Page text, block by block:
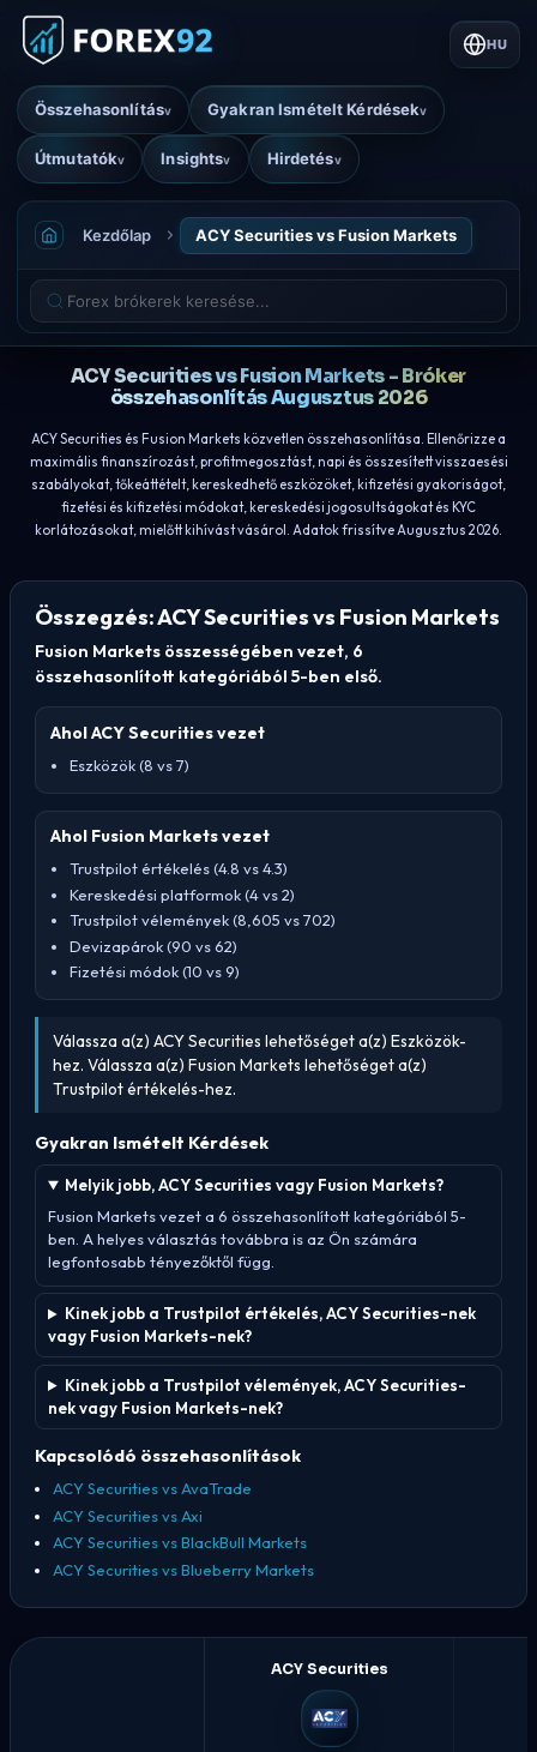
Összehasonlításv Gyakran Ismételt Kérdésekv
Útmutatókv Insightsv Hirdetésv
HU
Kezdőlap ACY Securities vs Fusion Markets
ACY Securities vs Fusion Markets - Bróker
összehasonlítás Augusztus 2026
ACY Securities és Fusion Markets közvetlen összehasonlítása. Ellenőrizze a
maximális finanszírozást, profitmegosztást, napi és összesített visszaesési
szabályokat, tőkeáttételt, kereskedhető eszközöket, kifizetési gyakoriságot,
fizetési és kifizetési módokat, kereskedési jogosultságokat és KYC
korlátozásokat, mielőtt kihívást vásárol. Adatok frissítve Augusztus 2026.
Összegzés: ACY Securities vs Fusion Markets
Fusion Markets összességében vezet, 6
összehasonlított kategóriából 5-ben első.
Ahol ACY Securities vezet
Eszközök (8 vs 7)
Ahol Fusion Markets vezet
Trustpilot értékelés (4.8 vs 4.3)
Kereskedési platformok (4 vs 2)
Trustpilot vélemények (8,605 vs 702)
Devizapárok (90 vs 62)
Fizetési módok (10 vs 9)
Válassza a(z) ACY Securities lehetőséget a(z) Eszközök-
hez. Válassza a(z) Fusion Markets lehetőséget a(z)
Trustpilot értékelés-hez.
Gyakran Ismételt Kérdések
Melyik jobb, ACY Securities vagy Fusion Markets?
Fusion Markets vezet a 6 összehasonlított kategóriából 5-
ben. A helyes választás továbbra is az Ön számára
legfontosabb tényezőktől függ.
Kinek jobb a Trustpilot értékelés, ACY Securities-nek
vagy Fusion Markets-nek?
Kinek jobb a Trustpilot vélemények, ACY Securities-
nek vagy Fusion Markets-nek?
Kapcsolódó összehasonlítások
ACY Securities vs AvaTrade
ACY Securities vs Axi
ACY Securities vs BlackBull Markets
ACY Securities vs Blueberry Markets
ACY Securities